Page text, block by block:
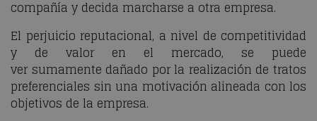
compañía y decida marcharse a otra empresa.
El perjuicio reputacional, a nivel de competitividad
y de valor en el mercado, se puede
ver sumamente dañado por la realización de tratos
preferenciales sin una motivación alineada con los
objetivos de la empresa.